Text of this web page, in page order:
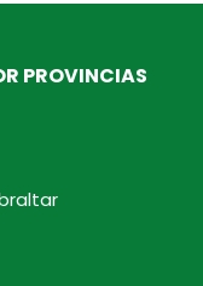
PROVINCIAS